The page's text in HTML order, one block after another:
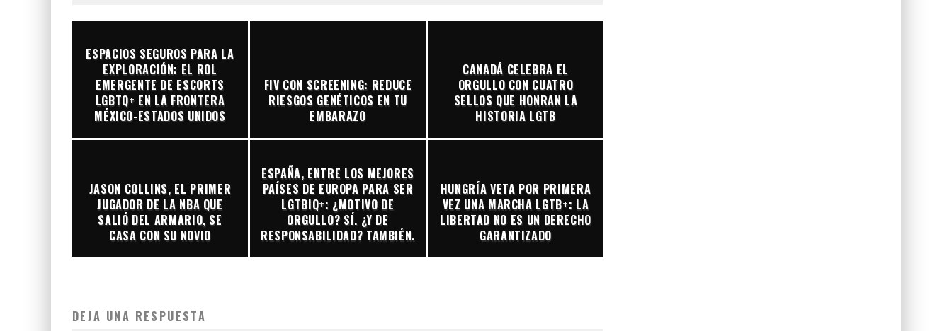
ESPACIOS SEGUROS PARA LA
EXPLORACIÓN: EL ROL
EMERGENTE DE ESCORTS
LGBTQ+ EN LA FRONTERA
MÉXICO-ESTADOS UNIDOS
FIV CON SCREENING: REDUCE
RIESGOS GENÉTICOS EN TU
EMBARAZO
CANADÁ CELEBRA EL
ORGULLO CON CUATRO
SELLOS QUE HONRAN LA
HISTORIA LGTB
JASON COLLINS, EL PRIMER
JUGADOR DE LA NBA QUE
SALIÓ DEL ARMARIO, SE
CASA CON SU NOVIO
ESPAÑA, ENTRE LOS MEJORES
PAÍSES DE EUROPA PARA SER
LGTBIQ+: ¿MOTIVO DE
ORGULLO? SÍ. ¿Y DE
RESPONSABILIDAD? TAMBIÉN.
HUNGRÍA VETA POR PRIMERA
VEZ UNA MARCHA LGTB+: LA
LIBERTAD NO ES UN DERECHO
GARANTIZADO
DEJA UNA RESPUESTA